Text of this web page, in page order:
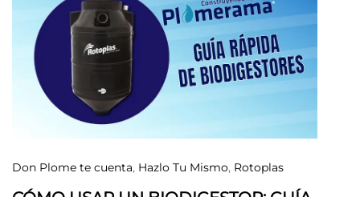
Don Plome te cuenta, Hazlo Tu Mismo, Rotoplas